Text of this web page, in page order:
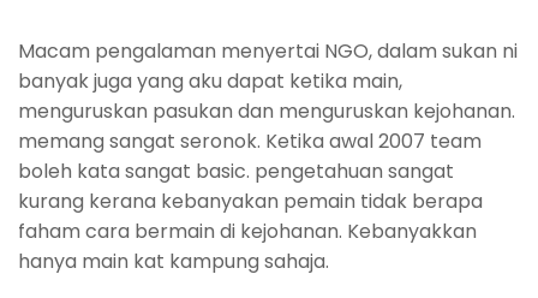
Macam pengalaman menyertai NGO, dalam sukan ni
banyak juga yang aku dapat ketika main,
menguruskan pasukan dan menguruskan kejohanan.
memang sangat seronok. Ketika awal 2007 team
boleh kata sangat basic. pengetahuan sangat
kurang kerana kebanyakan pemain tidak berapa
faham cara bermain di kejohanan. Kebanyakkan
hanya main kat kampung sahaja.